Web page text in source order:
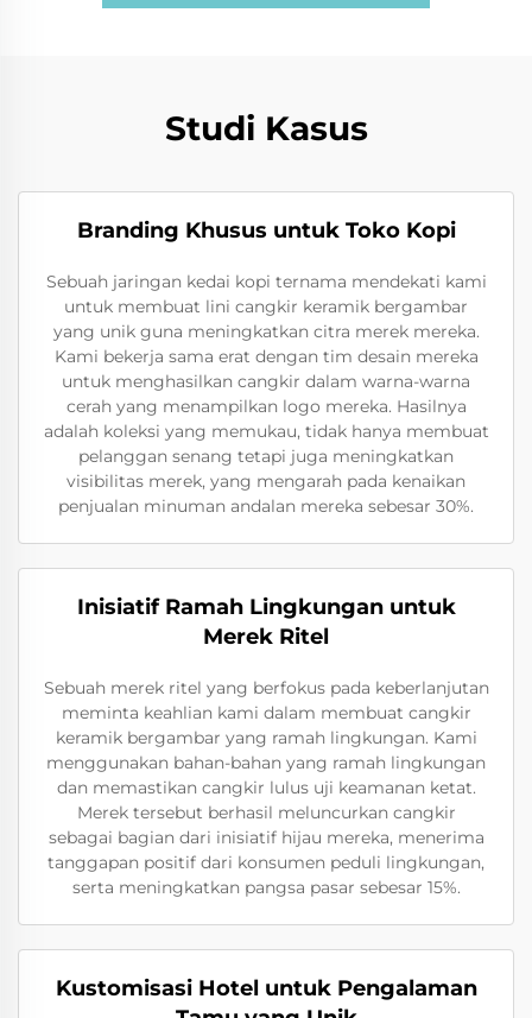
Studi Kasus
Branding Khusus untuk Toko Kopi
Sebuah jaringan kedai kopi ternama mendekati kami
untuk membuat lini cangkir keramik bergambar
yang unik guna meningkatkan citra merek mereka.
Kami bekerja sama erat dengan tim desain mereka
untuk menghasilkan cangkir dalam warna-warna
cerah yang menampilkan logo mereka. Hasilnya
adalah koleksi yang memukau, tidak hanya membuat
pelanggan senang tetapi juga meningkatkan
visibilitas merek, yang mengarah pada kenaikan
penjualan minuman andalan mereka sebesar 30%.
Inisiatif Ramah Lingkungan untuk
Merek Ritel
Sebuah merek ritel yang berfokus pada keberlanjutan
meminta keahlian kami dalam membuat cangkir
keramik bergambar yang ramah lingkungan. Kami
menggunakan bahan-bahan yang ramah lingkungan
dan memastikan cangkir lulus uji keamanan ketat.
Merek tersebut berhasil meluncurkan cangkir
sebagai bagian dari inisiatif hijau mereka, menerima
tanggapan positif dari konsumen peduli lingkungan,
serta meningkatkan pangsa pasar sebesar 15%.
Kustomisasi Hotel untuk Pengalaman